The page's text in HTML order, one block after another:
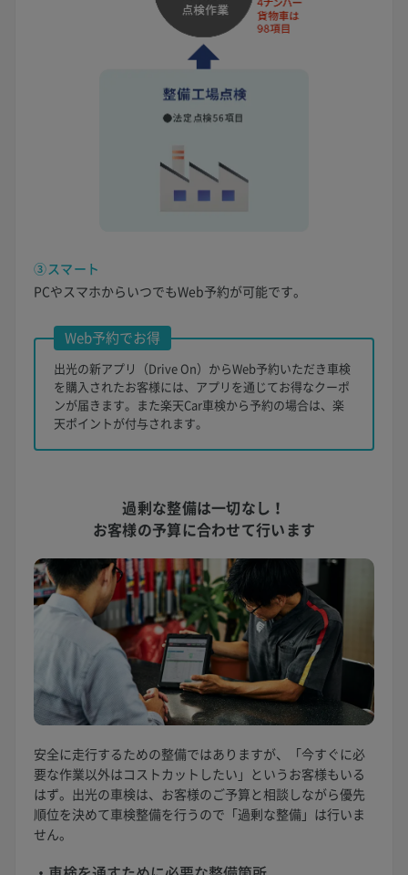
③スマート
PCやスマホからいつでもWeb予約が可能です。
Web予約でお得
出光の新アプリ（Drive On）からWeb予約いただき車検
を購入されたお客様には、アプリを通じてお得なクーポ
ンが届きます。また楽天Car車検から予約の場合は、楽
天ポイントが付与されます。
過剰な整備は一切なし！
お客様の予算に合わせて行います
安全に走行するための整備ではありますが、「今すぐに必
要な作業以外はコストカットしたい」というお客様もいる
はず。出光の車検は、お客様のご予算と相談しながら優先
順位を決めて車検整備を行うので「過剰な整備」は行いま
せん。